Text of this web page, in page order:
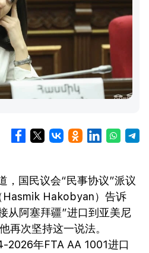
国民议会“民事协议”派议
Hasmik Hakobyan）告诉
从阿塞拜疆”进口到亚美尼
再次坚持这一说法。
2026年FTA AA 1001进口